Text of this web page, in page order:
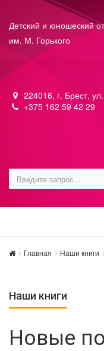
Детский и юношеский
им. М. Горького
224016, г. Брест,
+375 162 59 42 29
Главная Наши книги
Наши книги
Новые